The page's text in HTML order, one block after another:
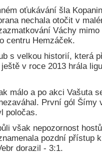
oťukávání šla
nechala otočit v
Váchy
centru Hemzáček.
s velkou historií, která
v roce 2013 hrála
málo a po akci Vašuta
První gól Šímy
poločas.
však nepozornost
pozdní přístup
dorazil - 3:1.